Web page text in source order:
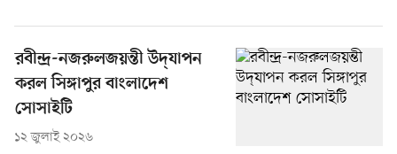
রবীন্দ্র-নজরুলজয়ন্তী উদ্‌যাপন
করল সিঙ্গাপুর বাংলাদেশ
সোসাইটি
১২ জুলাই ২০২৬